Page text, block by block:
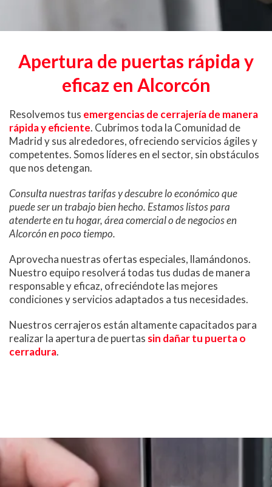
Apertura de puertas rápida y
eficaz en Alcorcón
Resolvemos tus emergencias de cerrajería de manera
rápida y eficiente. Cubrimos toda la Comunidad de
Madrid y sus alrededores, ofreciendo servicios ágiles y
competentes. Somos líderes en el sector, sin obstáculos
que nos detengan.
Consulta nuestras tarifas y descubre lo económico que
puede ser un trabajo bien hecho. Estamos listos para
atenderte en tu hogar, área comercial o de negocios en
Alcorcón en poco tiempo.
Aprovecha nuestras ofertas especiales, llamándonos.
Nuestro equipo resolverá todas tus dudas de manera
responsable y eficaz, ofreciéndote las mejores
condiciones y servicios adaptados a tus necesidades.
Nuestros cerrajeros están altamente capacitados para
realizar la apertura de puertas sin dañar tu puerta o
cerradura.